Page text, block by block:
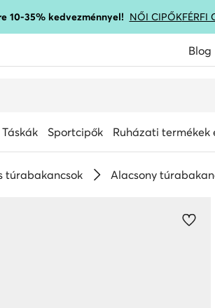
10-35% kedvezménnyel! NŐI CIPŐKFÉRFI
Blog
Táskák Sportcipők Ruházati termékek
túrabakancsok Alacsony